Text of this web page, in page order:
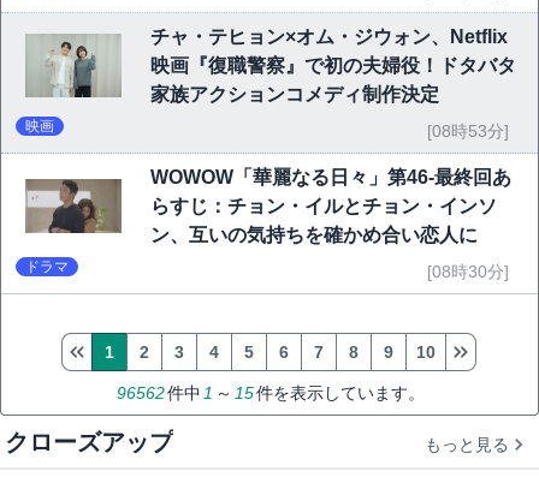
チャ・テヒョン×オム・ジウォン、Netflix
映画『復職警察』で初の夫婦役！ドタバタ
家族アクションコメディ制作決定
映画 [08時53分]
WOWOW「華麗なる日々」第46-最終回あ
らすじ：チョン・イルとチョン・インソ
ン、互いの気持ちを確かめ合い恋人に
ドラマ [08時30分]
96562件中 1 ～ 15件を表示しています。
1 2 3 4 5 6 7 8 9 10
クローズアップ もっと見る